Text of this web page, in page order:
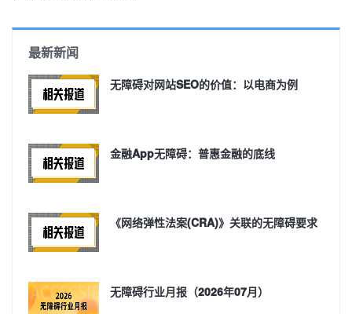
最新新闻
无障碍对网站SEO的价值：以电商为例
金融App无障碍：普惠金融的底线
《网络弹性法案(CRA)》关联的无障碍要求
无障碍行业月报（2026年07月）